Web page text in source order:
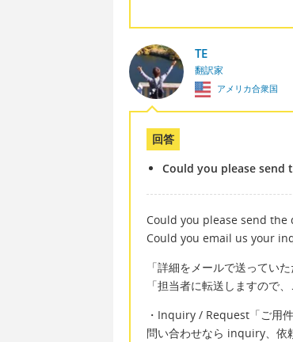
TE
翻訳家
アメリカ合衆国
回答
Could you please send
Could you please send the
Could you email us your
「詳細をメールで送っていた
「担当者に転送しますので
・Inquiry / Request「ご用件
問い合わせなら inquiry、依